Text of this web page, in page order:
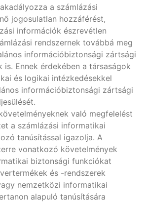
a számlázási
jogosulatlan hozzáférést,
információk észrevétlen
rendszernek továbbá meg
információbiztonsági zártsági
is. Ennek érdekében a társaságok
és logikai intézkedésekkel
információbiztonsági zártsági
való megfelelést
a számlázási informatikai
tanúsítással igazolja. A
vonatkozó követelmények
biztonsági funkciókat
és -rendszerek
nemzetközi informatikai
alapuló tanúsítására